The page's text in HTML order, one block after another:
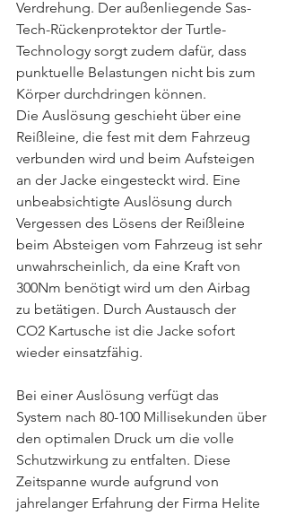
Verdrehung. Der außenliegende Sas-
Tech-Rückenprotektor der Turtle-
Technology sorgt zudem dafür, dass
punktuelle Belastungen nicht bis zum
Körper durchdringen können.
Die Auslösung geschieht über eine
Reißleine, die fest mit dem Fahrzeug
verbunden wird und beim Aufsteigen
an der Jacke eingesteckt wird. Eine
unbeabsichtigte Auslösung durch
Vergessen des Lösens der Reißleine
beim Absteigen vom Fahrzeug ist sehr
unwahrscheinlich, da eine Kraft von
300Nm benötigt wird um den Airbag
zu betätigen. Durch Austausch der
CO2 Kartusche ist die Jacke sofort
wieder einsatzfähig.
Bei einer Auslösung verfügt das
System nach 80-100 Millisekunden über
den optimalen Druck um die volle
Schutzwirkung zu entfalten. Diese
Zeitspanne wurde aufgrund von
jahrelanger Erfahrung der Firma Helite